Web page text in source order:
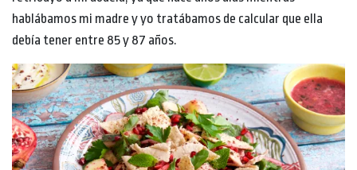
hablábamos mi madre y yo tratábamos de calcular que ella
debía tener entre 85 y 87 años.